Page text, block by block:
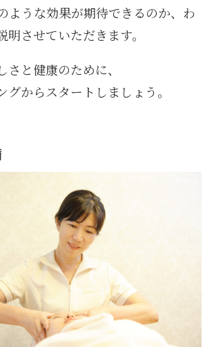
ような効果が期待できるのか、わ
明させていただきます。
さと健康のために、
グからスタートしましょう。